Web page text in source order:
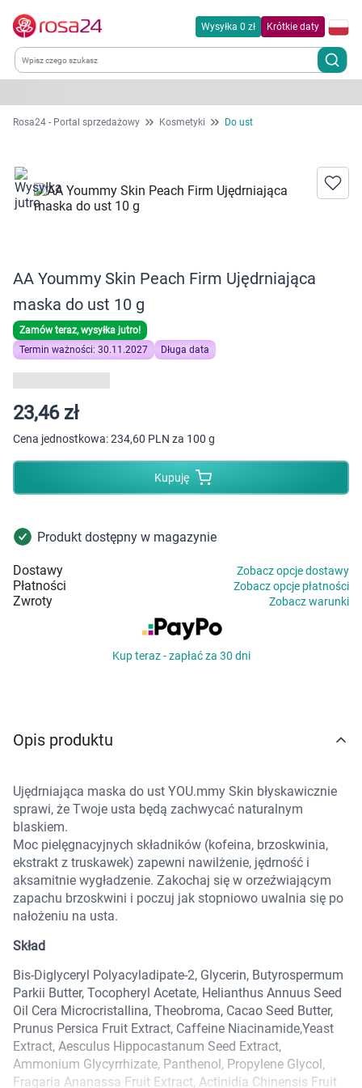
Korzystamy z plików cookies w celu
Wysyłka 0 zł Krótkie daty
Kategorie
Dla zwierząt
Zdrowie
Kobieta w ciąży i mama
Dziecko
Higiena
Kosmetyki
Mężczyzna
Zdrowy styl życia
Zabawki
Marki
Rosa24 - Portal sprzedażowy Kosmetyki Do ust
AA Yoummy Skin Peach Firm Ujędrniająca
maska do ust 10 g
Zamów teraz, wysyłka jutro!
Termin ważności: 30.11.2027
Długa data
23,46 zł
Cena jednostkowa:234,60 PLN za 100 g
Kupuję
Produkt dostępny w magazynie
Dostawy Zobacz opcje dostawy
Płatności Zobacz opcje płatności
Zwroty Zobacz warunki
Kup teraz - zapłać za 30 dni
Opis produktu
Ujędrniająca maska do ust YOU.mmy Skin błyskawicznie
sprawi, że Twoje usta będą zachwycać naturalnym
blaskiem.
Moc pielęgnacyjnych składników (kofeina, brzoskwinia,
ekstrakt z truskawek) zapewni nawilżenie, jędrność i
aksamitnie wygładzenie. Zakochaj się w orzeźwiającym
zapachu brzoskwini i poczuj jak stopniowo uwalnia się po
nałożeniu na usta.
Skład
Bis-Diglyceryl Polyacyladipate-2, Glycerin, Butyrospermum
Parkii Butter, Tocopheryl Acetate, Helianthus Annuus Seed
Oil Cera Microcristallina, Theobroma, Cacao Seed Butter,
Prunus Persica Fruit Extract, Caffeine Niacinamide,Yeast
Extract, Aesculus Hippocastanum Seed Extract,
Ammonium Glycyrrhizate, Panthenol, Propylene Glycol,
Fragaria Ananassa Fruit Extract, Actinidia Chinensis Fruit